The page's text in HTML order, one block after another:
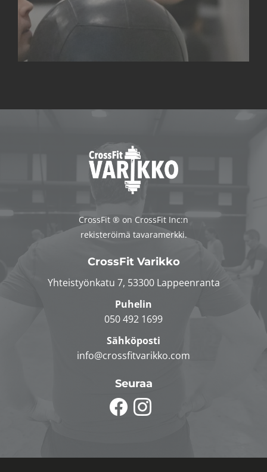
CrossFit ® on CrossFit Inc:n
rekisteröimä tavaramerkki.
CrossFit Varikko
Yhteistyönkatu 7, 53300 Lappeenranta
Puhelin
050 492 1699
Sähköposti
info@crossfitvarikko.com
Seuraa